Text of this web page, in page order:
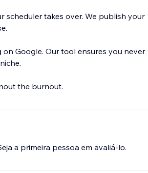
takes over. We publish your
Google. Our tool ensures you never
the burnout.
a primeira pessoa em avaliá-lo.